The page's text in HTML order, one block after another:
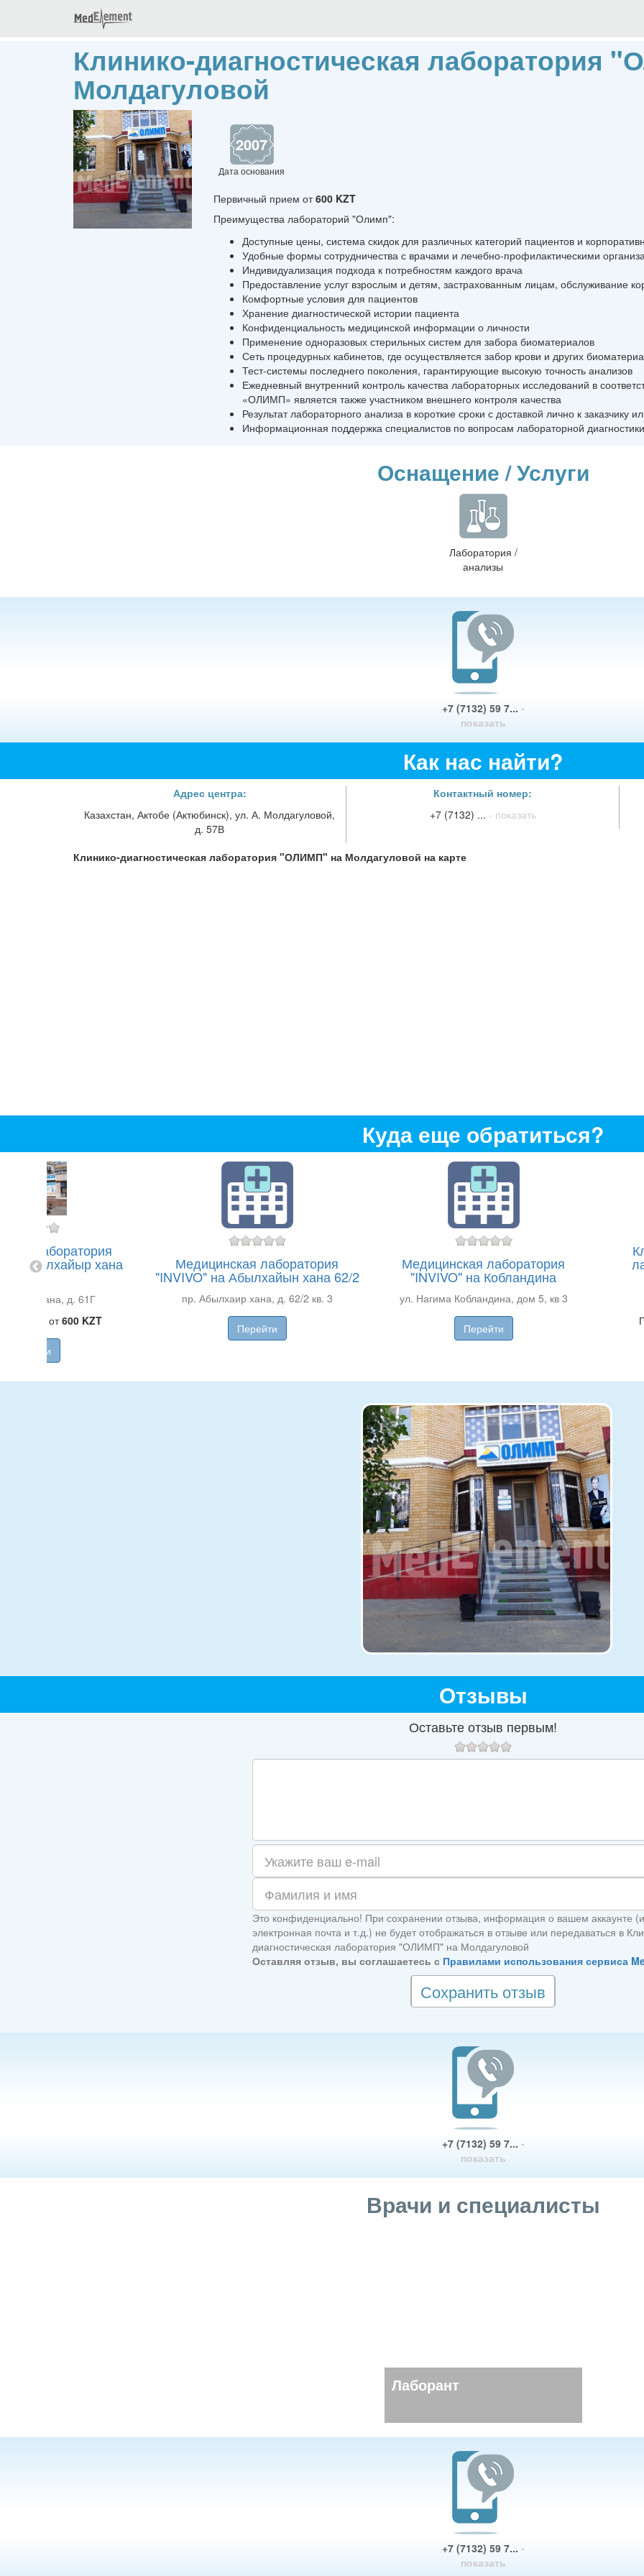
Клинико-диагностическая лаборатория
Молдагуловой
2007
Дата основания
Первичный прием от600 KZT
Преимущества лабораторий "Олимп":
Доступные цены, система скидок для различных категорий пациентов и
Удобные формы сотрудничества с врачами и лечебно-профилактическими
Индивидуализация подхода к потребностям каждого врача
Предоставление услуг взрослым и детям, застрахованным лицам, обслуживание
Комфортные условия для пациентов
Хранение диагностической истории пациента
Конфиденциальность медицинской информации о личности
Применение одноразовых стерильных систем для забора биоматериалов
Сеть процедурных кабинетов, где осуществляется забор крови и других
Тест-системы последнего поколения, гарантирующие высокую точность анализов
Ежедневный внутренний контроль качества лабораторных исследований в
«ОЛИМП» является также участником внешнего контроля качества
Результат лабораторного анализа в короткие сроки с доставкой лично к заказчику
Информационная поддержка специалистов по вопросам лабораторной диагностики
Оснащение / Услуги
Лаборатория /
анализы
+7 (7132) 59 7... -
показать
Как нас найти?
Адрес центра:
Казахстан, Актобе (Актюбинск), ул. А. Молдагуловой,
д. 57В
Контактный номер:
+7 (7132) ... - показать
Клинико-диагностическая лаборатория "ОЛИМП" на Молдагуловой на карте
Куда еще обратиться?
лаборатория
на Абылхайыр хана
61Г
хана, д. 61Г
прием от600 KZT
Перейти
Медицинская лаборатория
"INVIVO" на Абылхайын хана 62/2
пр. Абылхаир хана, д. 62/2 кв. 3
Перейти
Медицинская лаборатория
"INVIVO" на Кобландина
ул. Нагима Кобландина, дом 5, кв 3
Перейти
Отзывы
Оставьте отзыв первым!
Это конфиденциально! При сохранении отзыва, информация о вашем аккаунте
электронная почта и т.д.) не будет отображаться в отзыве или передаваться в
диагностическая лаборатория "ОЛИМП" на Молдагуловой
Оставляя отзыв, вы соглашаетесь с Правилами использования сервиса
Сохранить отзыв
+7 (7132) 59 7... -
показать
Врачи и специалисты
Лаборант
+7 (7132) 59 7... -
показать